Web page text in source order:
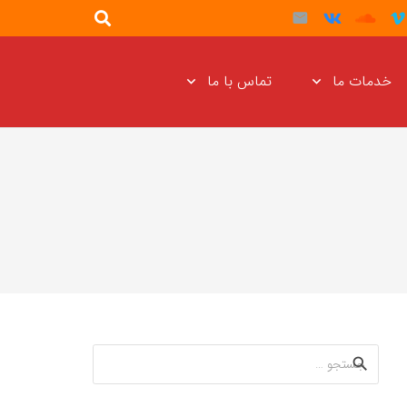
خدمات ما تماس با ما
جستجو
برای: